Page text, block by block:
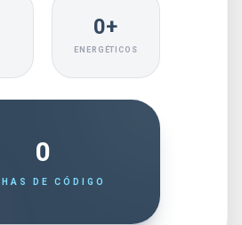
0+
ENERGÉTICOS
0
DE CÓDIGO